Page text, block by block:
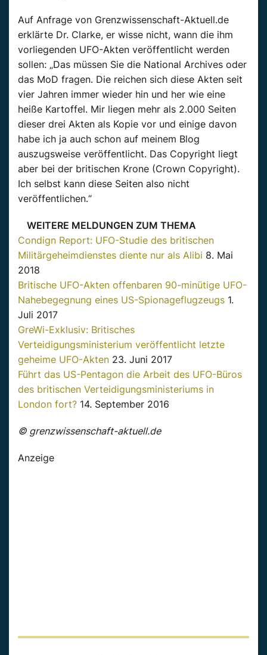
Auf Anfrage von Grenzwissenschaft-Aktuell.de
erklärte Dr. Clarke, er wisse nicht, wann die ihm
vorliegenden UFO-Akten veröffentlicht werden
sollen: „Das müssen Sie die National Archives oder
das MoD fragen. Die reichen sich diese Akten seit
vier Jahren immer wieder hin und her wie eine
heiße Kartoffel. Mir liegen mehr als 2.000 Seiten
dieser drei Akten als Kopie vor und einige davon
habe ich ja auch schon auf meinem Blog
auszugsweise veröffentlicht. Das Copyright liegt
aber bei der britischen Krone (Crown Copyright).
Ich selbst kann diese Seiten also nicht
veröffentlichen.“
WEITERE MELDUNGEN ZUM THEMA
Condign Report: UFO-Studie des britischen
Militärgeheimdienstes diente nur als Alibi 8. Mai
2018
Britische UFO-Akten offenbaren 90-minütige UFO-
Nahebegegnung eines US-Spionageflugzeugs 1.
Juli 2017
GreWi-Exklusiv: Britisches
Verteidigungsministerium veröffentlicht letzte
geheime UFO-Akten 23. Juni 2017
Führt das US-Pentagon die Arbeit des UFO-Büros
des britischen Verteidigungsministeriums in
London fort? 14. September 2016
© grenzwissenschaft-aktuell.de
Anzeige